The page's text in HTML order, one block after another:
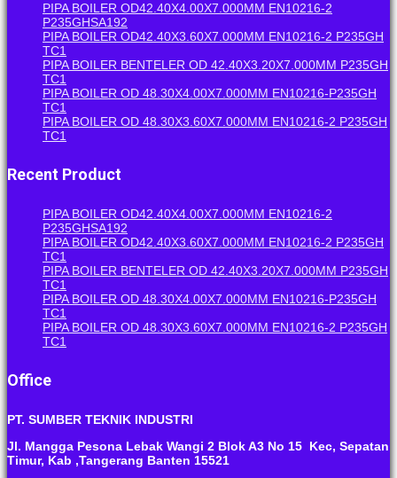
PIPA BOILER OD42.40X4.00X7.000MM EN10216-2
P235GHSA192
PIPA BOILER OD42.40X3.60X7.000MM EN10216-2 P235GH
TC1
PIPA BOILER BENTELER OD 42.40X3.20X7.000MM P235GH
TC1
PIPA BOILER OD 48.30X4.00X7.000MM EN10216-P235GH
TC1
PIPA BOILER OD 48.30X3.60X7.000MM EN10216-2 P235GH
TC1
Recent Product
PIPA BOILER OD42.40X4.00X7.000MM EN10216-2
P235GHSA192
PIPA BOILER OD42.40X3.60X7.000MM EN10216-2 P235GH
TC1
PIPA BOILER BENTELER OD 42.40X3.20X7.000MM P235GH
TC1
PIPA BOILER OD 48.30X4.00X7.000MM EN10216-P235GH
TC1
PIPA BOILER OD 48.30X3.60X7.000MM EN10216-2 P235GH
TC1
Office
PT. SUMBER TEKNIK INDUSTRI
Jl. Mangga Pesona Lebak Wangi 2 Blok A3 No 15 Kec, Sepatan
Timur, Kab ,Tangerang Banten 15521